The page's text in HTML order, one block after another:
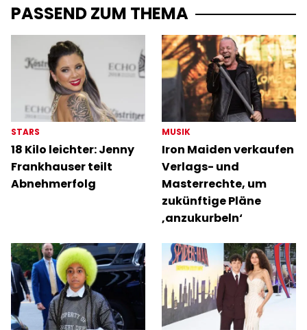
PASSEND ZUM THEMA
STARS
18 Kilo leichter: Jenny
Frankhauser teilt
Abnehmerfolg
MUSIK
Iron Maiden verkaufen
Verlags- und
Masterrechte, um
zukünftige Pläne
‚anzukurbeln‘